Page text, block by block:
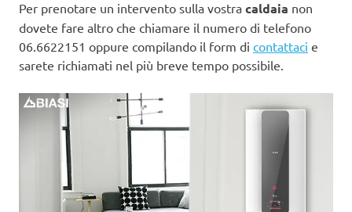
Per prenotare un intervento sulla vostra caldaia non
dovete fare altro che chiamare il numero di telefono
06.6622151 oppure compilando il form di contattaci e
sarete richiamati nel più breve tempo possibile.